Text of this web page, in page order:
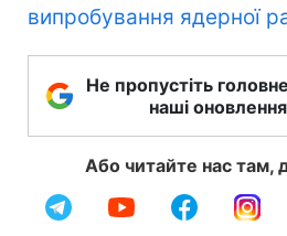
випробування ядерної
Не пропустіть
наші
Або читайте нас там,